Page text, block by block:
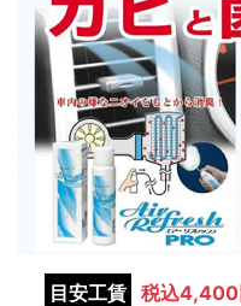
目安工賃
税込4,400